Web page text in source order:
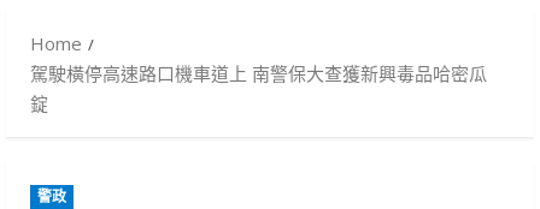
Home
駕駛橫停高速路口機車道上 南警保大查獲新興毒品哈密瓜
錠
警政